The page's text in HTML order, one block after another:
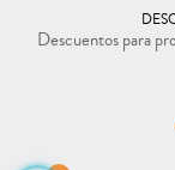
Descuentos para